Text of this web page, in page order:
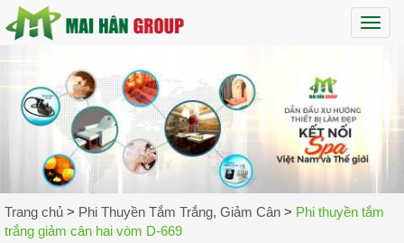
Trang chủ > Phi Thuyền Tắm Trắng, Giảm Cân > Phi thuyền tắm
trắng giảm cân hai vòm D-669